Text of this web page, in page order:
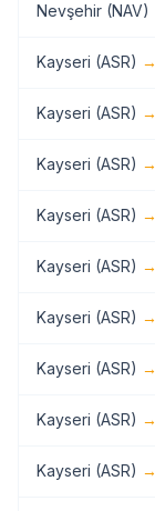
Nevşehir (NAV)
Kayseri (ASR) →
Kayseri (ASR) →
Kayseri (ASR) →
Kayseri (ASR) →
Kayseri (ASR) →
Kayseri (ASR) →
Kayseri (ASR) →
Kayseri (ASR) →
Kayseri (ASR) →